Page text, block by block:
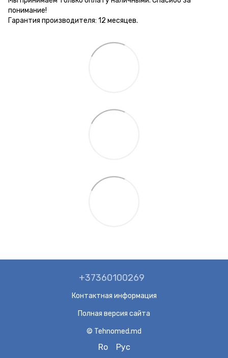
понимание!
Гарантия производителя: 12 месяцев.
+37360100269
Контактная информация
Полная версия сайта
© Tehnomed.md
Ro Рус